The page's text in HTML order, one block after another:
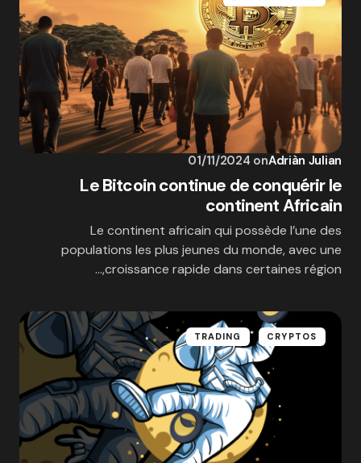
Adriàn Julian
on
01/11/2024
Le Bitcoin continue de conquérir le
continent Africain
Le continent africain qui possède l’une des
populations les plus jeunes du monde, avec une
croissance rapide dans certaines région,…
CRYPTOS
TRADING